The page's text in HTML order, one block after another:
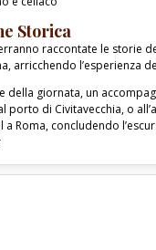
Storica
raccontate le storie
arricchendo l’esperienza
della giornata, un
porto di Civitavecchia, o
a Roma, concludendo